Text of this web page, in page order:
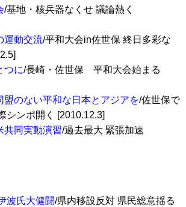
/基地・核兵器なくせ 議論熱く
運動交流/平和大会in佐世保 終日多彩な
つに/長崎・佐世保 平和大会始まる
盟のない平和な日本とアジアを/佐世保で
シンポ開く [2010.12.3]
共同実動演習/過去最大 緊張加速
波氏大健闘/県内移設反対 県民総意揺る